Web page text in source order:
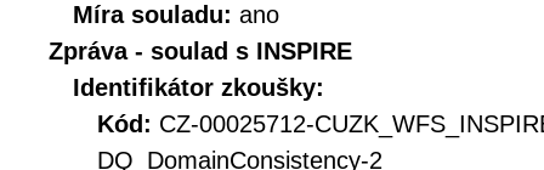
Míra souladu: ano
Zpráva - soulad s INSPIRE
Identifikátor zkoušky:
Kód: CZ-00025712-
DQ_DomainConsistency-2